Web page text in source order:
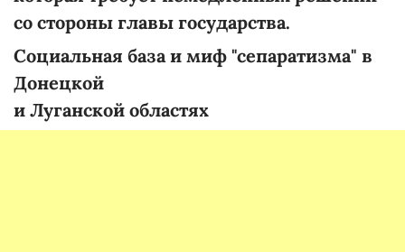
со стороны главы государства.
Социальная база и миф "сепаратизма" в
Донецкой
и Луганской областях